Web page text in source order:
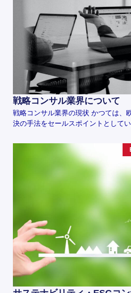
戦略コンサル業界について
戦略コンサル業界の現状 かつては、
決の手法をセールスポイントとして